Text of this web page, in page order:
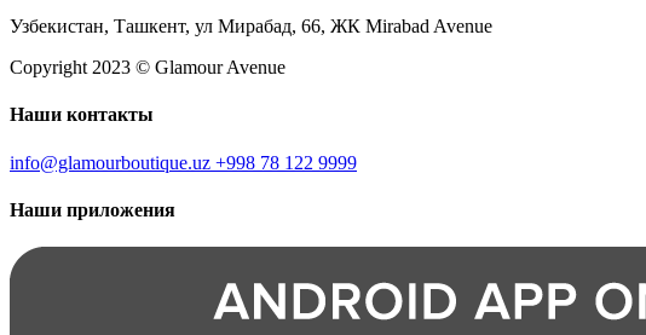
Узбекистан, Ташкент, ул Мирабад, 66, ЖК Mirabad Avenue
Copyright 2023 © Glamour Avenue
Наши контакты
info@glamourboutique.uz +998 78 122 9999
Наши приложения